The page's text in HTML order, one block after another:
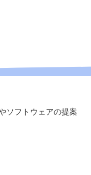
ソフトウェアの提案